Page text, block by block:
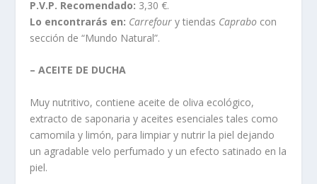
P.V.P. Recomendado: 3,30 €.
Lo encontrarás en: Carrefour y tiendas Caprabo con
sección de “Mundo Natural”.
– ACEITE DE DUCHA
Muy nutritivo, contiene aceite de oliva ecológico,
extracto de saponaria y aceites esenciales tales como
camomila y limón, para limpiar y nutrir la piel dejando
un agradable velo perfumado y un efecto satinado en la
piel.